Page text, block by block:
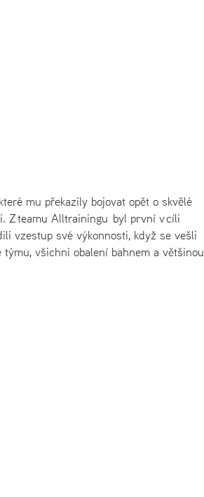
mu překazily bojovat opět o skvělé
Z teamu Alltrainingu byl první v cíli
vzestup své výkonnosti, když se vešli
všichni obalení bahnem a většinou